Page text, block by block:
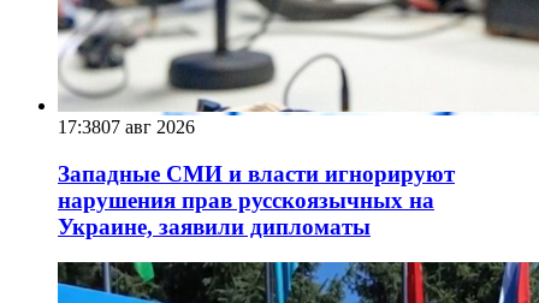
17:3807 авг 2026
Западные СМИ и власти игнорируют
нарушения прав русскоязычных на
Украине, заявили дипломаты